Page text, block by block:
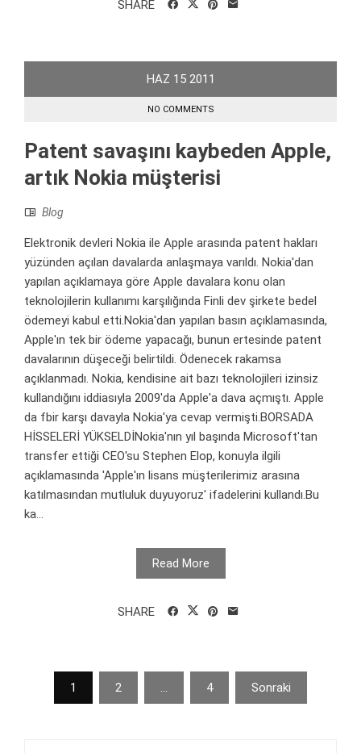
SHARE
HAZ 15 2011
NO COMMENTS
Patent savaşını kaybeden Apple,
artık Nokia müşterisi
Blog
Elektronik devleri Nokia ile Apple arasında patent hakları
yüzünden açılan davalarda anlaşmaya varıldı. Nokia'dan
yapılan açıklamaya göre Apple davalara konu olan
teknolojilerin kullanımı karşılığında Finli dev şirkete bedel
ödemeyi kabul etti.Nokia'dan yapılan basın açıklamasında,
Apple'ın tek bir ödeme yapacağı, bunun ertesinde patent
davalarının düşeceği belirtildi. Ödenecek rakamsa
açıklanmadı. Nokia, kendisine ait bazı teknolojileri izinsiz
kullandığını iddiasıyla 2009'da Apple'a dava açmıştı. Apple
da fbir karşı davayla Nokia'ya cevap vermişti.BORSADA
HİSSELERİ YÜKSELDİNokia'nın yıl başında Microsoft'tan
transfer ettiği CEO'su Stephen Elop, konuyla ilgili
açıklamasında 'Apple'ın lisans müşterilerimiz arasına
katılmasından mutluluk duyuyoruz' ifadelerini kullandı.Bu
ka...
Read More
SHARE
sayfalaması
1 2 4 Sonraki